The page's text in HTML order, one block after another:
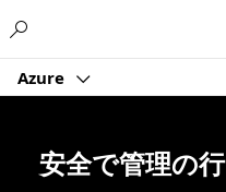
Azure
安全で管理の